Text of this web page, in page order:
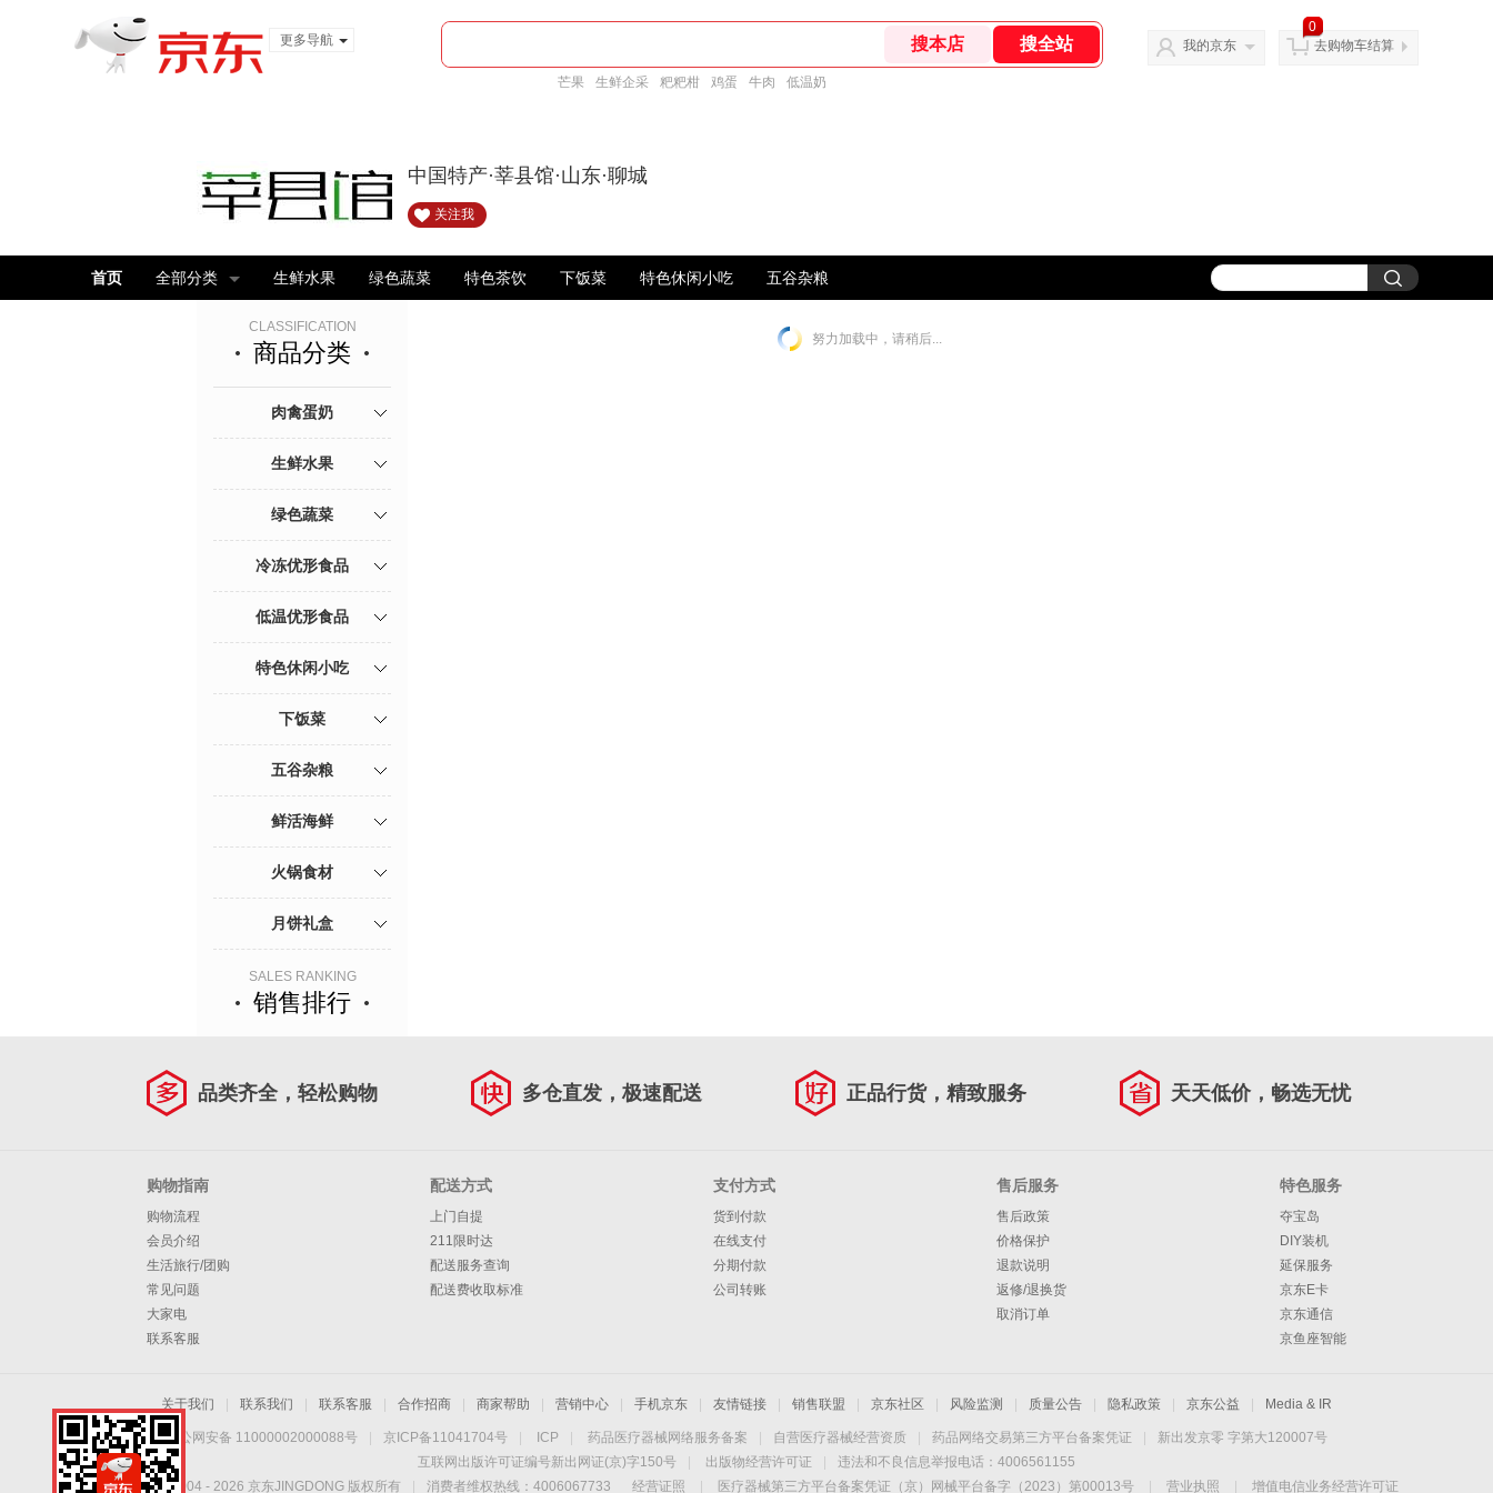
更多导航
芒果 生鲜企采 粑粑柑 鸡蛋 牛肉 低温奶
我的京东
0
去购物车结算
中国特产·莘县馆·山东·聊城
关注我
首页 全部分类 生鲜水果 绿色蔬菜 特色茶饮 下饭菜 特色休闲小吃 五谷杂粮
CLASSIFICATION
商品分类
肉禽蛋奶
生鲜水果
绿色蔬菜
冷冻优形食品
低温优形食品
特色休闲小吃
下饭菜
五谷杂粮
鲜活海鲜
火锅食材
月饼礼盒
SALES RANKING
销售排行
努力加载中，请稍后...
品类齐全，轻松购物 多仓直发，极速配送 正品行货，精致服务 天天低价，畅选无忧
购物指南
购物流程
会员介绍
生活旅行/团购
常见问题
大家电
联系客服
配送方式
上门自提
211限时达
配送服务查询
配送费收取标准
支付方式
货到付款
在线支付
分期付款
公司转账
售后服务
售后政策
价格保护
退款说明
返修/退换货
取消订单
特色服务
夺宝岛
DIY装机
延保服务
京东E卡
京东通信
京鱼座智能
关于我们 联系我们 联系客服 合作招商 商家帮助 营销中心 手机京东 友情链接 销售联盟 京东社区 风险监测 质量公告 隐私政策 京东公益 Media & IR
京公网安备 11000002000088号 京ICP备11041704号 ICP 药品医疗器械网络服务备案 自营医疗器械经营资质 药品网络交易第三方平台备案凭证
新出发京零 字第大120007号
互联网出版许可证编号新出网证(京)字150号
出版物经营许可证
违法和不良信息举报电话：4006561155
Copyright © 2004 - 2026 京东JINGDONG 版权所有 消费者维权热线：4006067733 经营证照 医疗器械第三方平台备案凭证（京）网械平台备字（2023）第00013号 营业执照 增值电信业务经营许可证